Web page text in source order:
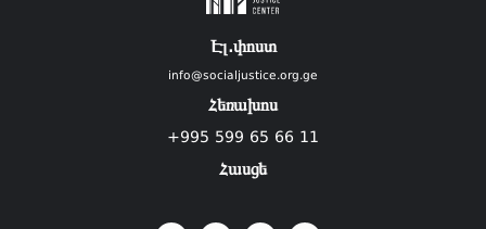
Էլ.փոստ
info@socialjustice.org.ge
Հեռախոս
+995 599 65 66 11
Հասցե